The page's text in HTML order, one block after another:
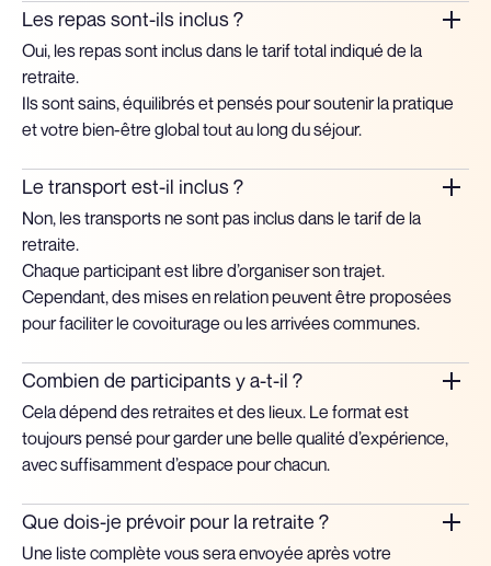
Les repas sont-ils inclus ?
Oui, les repas sont inclus dans le tarif total indiqué de la
retraite.
Ils sont sains, équilibrés et pensés pour soutenir la pratique
et votre bien-être global tout au long du séjour.
Le transport est-il inclus ?
Non, les transports ne sont pas inclus dans le tarif de la
retraite.
Chaque participant est libre d’organiser son trajet.
Cependant, des mises en relation peuvent être proposées
pour faciliter le covoiturage ou les arrivées communes.
Combien de participants y a-t-il ?
Cela dépend des retraites et des lieux. Le format est
toujours pensé pour garder une belle qualité d’expérience,
avec suffisamment d’espace pour chacun.
Que dois-je prévoir pour la retraite ?
Une liste complète vous sera envoyée après votre